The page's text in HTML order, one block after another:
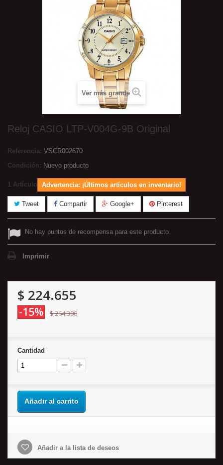
Ver más grande
Reloj CASIO LTP-V004G-9B Original
Referencia: VSCR002670
Condición: Nuevo producto
1 Artículo Advertencia: ¡Últimos artículos en inventario!
Tweet Compartir Google+ Pinterest
No hay puntos de recompensa para este producto.
Imprimir
$ 224.655
-15% $ 264.300
Cantidad
Añadir al carrito
Añadir a la lista de deseos